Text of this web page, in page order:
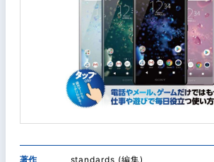
著作 standards (編集)